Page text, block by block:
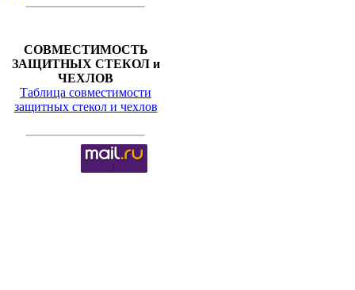
СОВМЕСТИМОСТЬ
ЗАЩИТНЫХ СТЕКОЛ и
ЧЕХЛОВ
Таблица совместимости
защитных стекол и чехлов